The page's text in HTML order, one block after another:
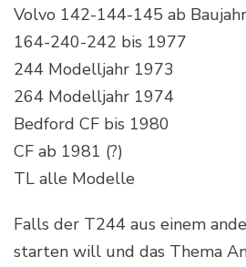
Volvo 142-144-145 ab
164-240-242 bis 1977
244 Modelljahr 1973
264 Modelljahr 1974
Bedford CF bis 1980
CF ab 1981 (?)
TL alle Modelle
Falls der T244 aus einem
starten will und das Thema